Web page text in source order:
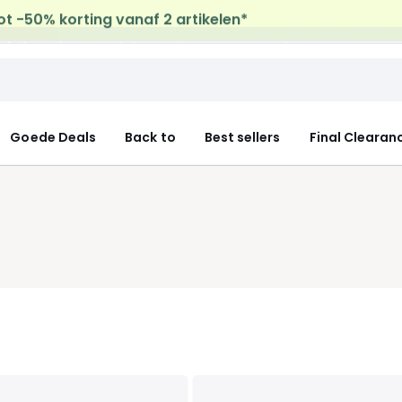
leveringop al de Mode & Home aankopen
Goede Deals Back to Best sellers Final